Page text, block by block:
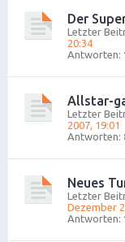
Der
Letzter
20:34
Antworten:
Allstar-
Letzter
2007, 19:01
Antworten:
Neues
Letzter
Dezember
Antworten: